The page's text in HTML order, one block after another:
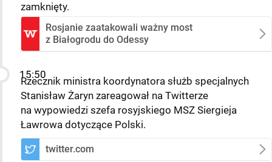
zamknięty.
Rosjanie zaatakowali ważny most
z Białogrodu do Odessy
15:50
Rzecznik ministra koordynatora służb specjalnych
Stanisław Żaryn zareagował na Twitterze
na wypowiedzi szefa rosyjskiego MSZ Siergieja
Ławrowa dotyczące Polski.
twitter.com